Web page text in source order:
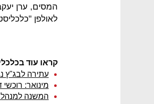
המסים, ערן
לאולפן
קראו עוד
עתירה לבג"ץ
מינואר:
המשנה למנהל